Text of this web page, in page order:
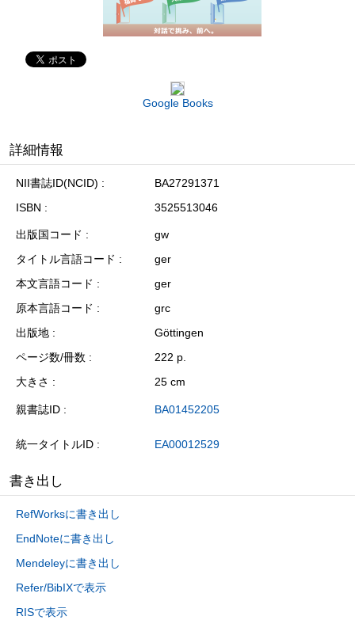
Google Books
詳細情報
NII書誌ID(NCID)
BA27291371
ISBN
3525513046
出版国コード
gw
タイトル言語コード
ger
本文言語コード
ger
原本言語コード
grc
出版地
Göttingen
ページ数/冊数
222 p.
大きさ
25 cm
親書誌ID BA01452205
統一タイトルID EA00012529
書き出し
RefWorksに書き出し
EndNoteに書き出し
Mendeleyに書き出し
Refer/BibIXで表示
RISで表示